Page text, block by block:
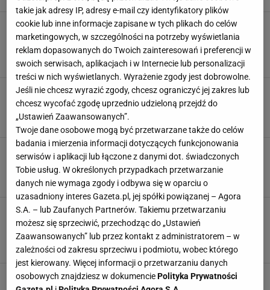
Niezawodny sposób na dżem truskawkowy.
Babcia zawsze robiła go z tym przepisem. To
mój smak dzieciństwa
DŻEM DŻEM TRUSKAWKOWY DŻEM Z TRUSKAWEK
Jak zrobić dżem z truskawek? W łatwy sposób
możesz go podkręcić - wystarczy kilka kulek
DŻEM DŻEM TRUSKAWKOWY
Domowy dżem truskawkowy z nietypowymi
dodatkami. Znakomity przepis z notesu babci
DŻEM TRUSKAWKOWY OWOCE SEZONOWE
Jak zrobić dżem truskawkowy bez mieszania?
Będzie słodziutki i gesty dzięki temu
urządzeniu
DOMOWE SPOSOBY DŻEM DŻEM TRUSKAWKOWY
Przepis na najlepszy dżem truskawkowy.
takie jak adresy IP, adresy e-mail czy identyfikatory plików
cookie lub inne informacje zapisane w tych plikach do celów
marketingowych, w szczególności na potrzeby wyświetlania
reklam dopasowanych do Twoich zainteresowań i preferencji w
swoich serwisach, aplikacjach i w Internecie lub personalizacji
treści w nich wyświetlanych. Wyrażenie zgody jest dobrowolne.
Jeśli nie chcesz wyrazić zgody, chcesz ograniczyć jej zakres lub
chcesz wycofać zgodę uprzednio udzieloną przejdź do
„Ustawień Zaawansowanych”.
Twoje dane osobowe mogą być przetwarzane także do celów
badania i mierzenia informacji dotyczących funkcjonowania
serwisów i aplikacji lub łączone z danymi dot. świadczonych
Tobie usług. W określonych przypadkach przetwarzanie
danych nie wymaga zgody i odbywa się w oparciu o
uzasadniony interes Gazeta.pl, jej spółki powiązanej – Agora
S.A. – lub Zaufanych Partnerów. Takiemu przetwarzaniu
możesz się sprzeciwić, przechodząc do „Ustawień
Zaawansowanych” lub przez kontakt z administratorem – w
zależności od zakresu sprzeciwu i podmiotu, wobec którego
jest kierowany. Więcej informacji o przetwarzaniu danych
osobowych znajdziesz w dokumenciePolityka Prywatności